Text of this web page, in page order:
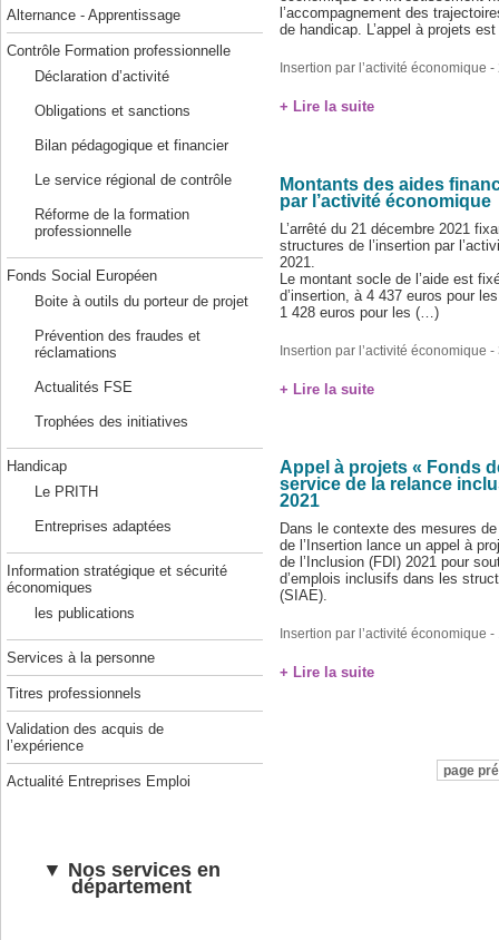
Alternance - Apprentissage
Contrôle Formation professionnelle
Déclaration d’activité
Obligations et sanctions
Bilan pédagogique et financier
Le service régional de contrôle
Réforme de la formation
professionnelle
Fonds Social Européen
Boite à outils du porteur de projet
Prévention des fraudes et
réclamations
Actualités FSE
Trophées des initiatives
Handicap
Le PRITH
Entreprises adaptées
Information stratégique et sécurité
économiques
les publications
Services à la personne
Titres professionnels
Validation des acquis de
l’expérience
Actualité Entreprises Emploi
▼ Nos services en
département
l’accompagnement des
de handicap. L’appel à projets
Insertion par l’activité économique -
+ Lire la suite
Montants des aides
par l’activité économique
L’arrêté du 21 décembre 2021
structures de l’insertion par
2021.
Le montant socle de l’aide est
d’insertion, à 4 437 euros pour
1 428 euros pour les (…)
Insertion par l’activité économique -
+ Lire la suite
Appel à projets « Fonds
service de la relance
2021
Dans le contexte des mesures
de l’Insertion lance un appel à
de l’Inclusion (FDI) 2021 pour
d’emplois inclusifs dans les
(SIAE).
Insertion par l’activité économique -
+ Lire la suite
page